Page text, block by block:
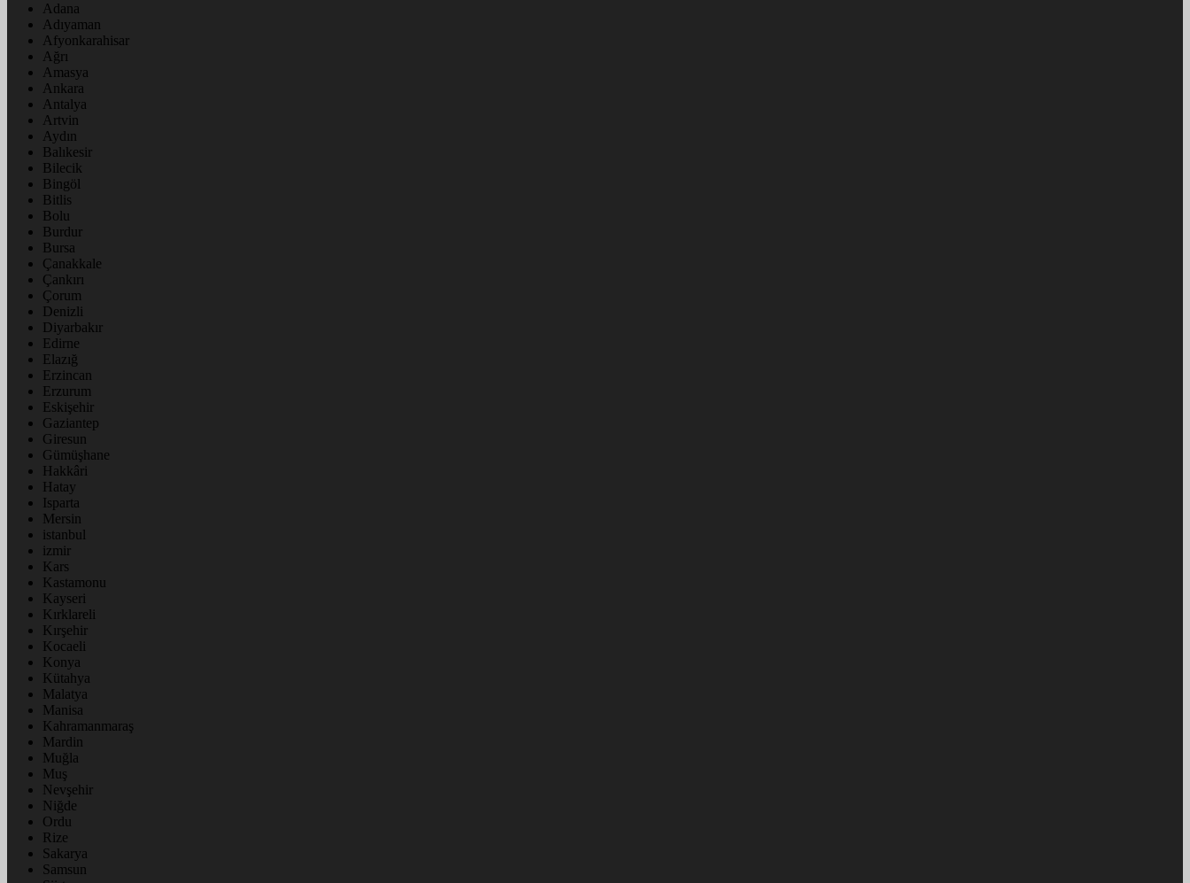
Adana
Adıyaman
Afyonkarahisar
Ağrı
Amasya
Ankara
Antalya
Artvin
Aydın
Balıkesir
Bilecik
Bingöl
Bitlis
Bolu
Burdur
Bursa
Çanakkale
Çankırı
Çorum
Denizli
Diyarbakır
Edirne
Elazığ
Erzincan
Erzurum
Eskişehir
Gaziantep
Giresun
Gümüşhane
Hakkâri
Hatay
Isparta
Mersin
istanbul
izmir
Kars
Kastamonu
Kayseri
Kırklareli
Kırşehir
Kocaeli
Konya
Kütahya
Malatya
Manisa
Kahramanmaraş
Mardin
Muğla
Muş
Nevşehir
Niğde
Ordu
Rize
Sakarya
Samsun